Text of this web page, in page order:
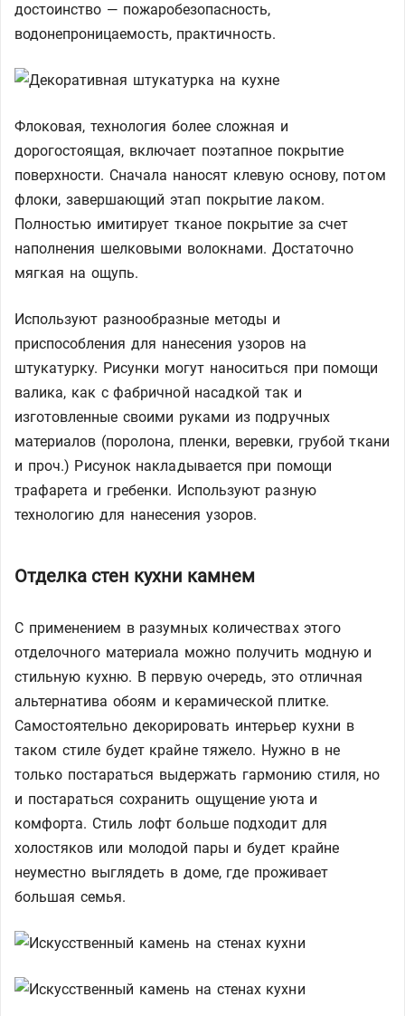
достоинство — пожаробезопасность,
водонепроницаемость, практичность.
Флоковая, технология более сложная и
дорогостоящая, включает поэтапное покрытие
поверхности. Сначала наносят клевую основу, потом
флоки, завершающий этап покрытие лаком.
Полностью имитирует тканое покрытие за счет
наполнения шелковыми волокнами. Достаточно
мягкая на ощупь.
Используют разнообразные методы и
приспособления для нанесения узоров на
штукатурку. Рисунки могут наноситься при помощи
валика, как с фабричной насадкой так и
изготовленные своими руками из подручных
материалов (поролона, пленки, веревки, грубой ткани
и проч.) Рисунок накладывается при помощи
трафарета и гребенки. Используют разную
технологию для нанесения узоров.
Отделка стен кухни камнем
С применением в разумных количествах этого
отделочного материала можно получить модную и
стильную кухню. В первую очередь, это отличная
альтернатива обоям и керамической плитке.
Самостоятельно декорировать интерьер кухни в
таком стиле будет крайне тяжело. Нужно в не
только постараться выдержать гармонию стиля, но
и постараться сохранить ощущение уюта и
комфорта. Стиль лофт больше подходит для
холостяков или молодой пары и будет крайне
неуместно выглядеть в доме, где проживает
большая семья.